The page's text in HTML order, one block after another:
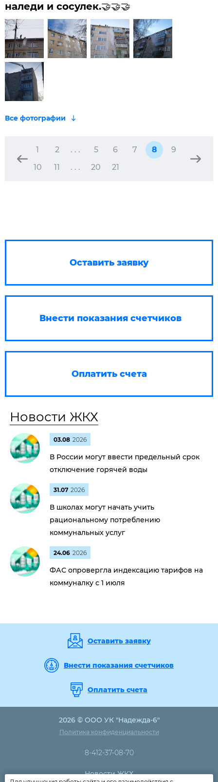
наледи и сосулек.🤝🤝🤝
1 2 . . . 5 6 7 8
9
10
11 . . . 20 21
Оставить заявку
Внести показания счетчиков
Оплатить счета
Новости ЖКХ
03.08 2026
В России могут ввести предельный срок
отключение горячей воды
31.07 2026
В школах могут начать учить
рациональному потреблению
коммунальных услуг
24.06 2026
ФАС опровергла индексацию тарифов на
коммуналку с 1 июля
Оставить заявку
Внести показания счетчиков
Оплатить счета
2026 © ООО УК "Надежда-6"
Политика конфиденциальности
8-412-37-08-70
Новости ЖКХ